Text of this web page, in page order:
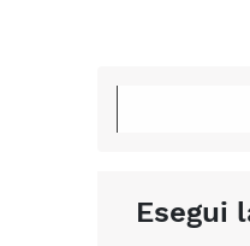
Esegui